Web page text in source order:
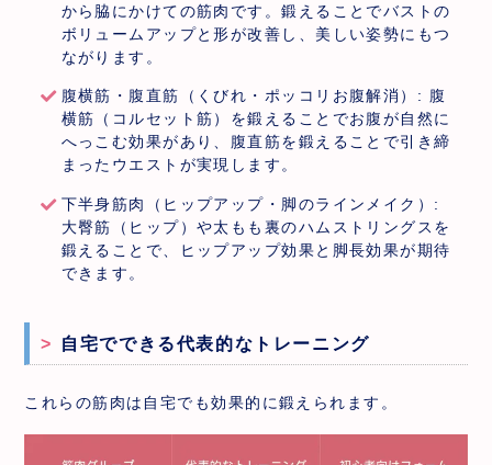
から脇にかけての筋肉です。鍛えることでバストの
ボリュームアップと形が改善し、美しい姿勢にもつ
ながります。
腹横筋・腹直筋（くびれ・ポッコリお腹解消）: 腹
横筋（コルセット筋）を鍛えることでお腹が自然に
へっこむ効果があり、腹直筋を鍛えることで引き締
まったウエストが実現します。
下半身筋肉（ヒップアップ・脚のラインメイク）:
大臀筋（ヒップ）や太もも裏のハムストリングスを
鍛えることで、ヒップアップ効果と脚長効果が期待
できます。
自宅でできる代表的なトレーニング
これらの筋肉は自宅でも効果的に鍛えられます。